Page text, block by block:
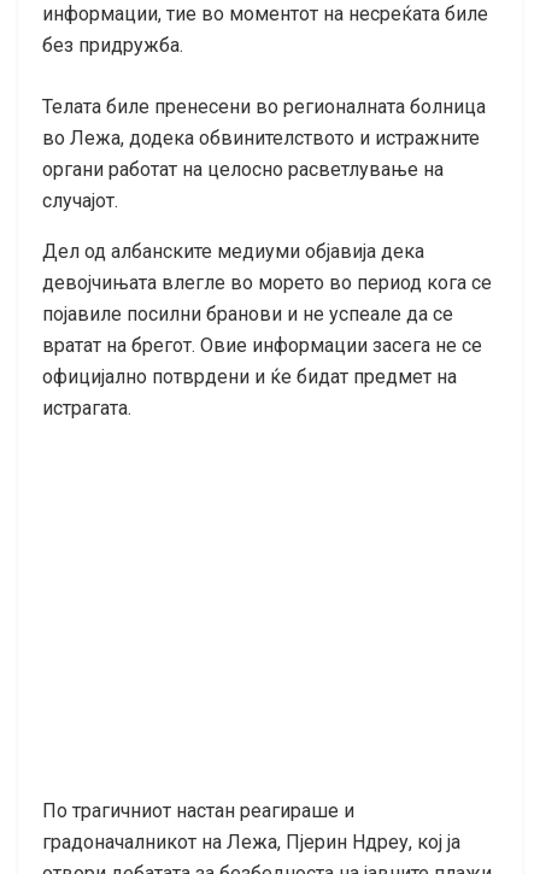
информации, тие во моментот на несреќата биле
без придружба.
Телата биле пренесени во регионалната болница
во Лежа, додека обвинителството и истражните
органи работат на целосно расветлување на
случајот.
Дел од албанските медиуми објавија дека
девојчињата влегле во морето во период кога се
појавиле посилни бранови и не успеале да се
вратат на брегот. Овие информации засега не се
официјално потврдени и ќе бидат предмет на
истрагата.
По трагичниот настан реагираше и
градоначалникот на Лежа, Пјерин Ндреу, кој ја